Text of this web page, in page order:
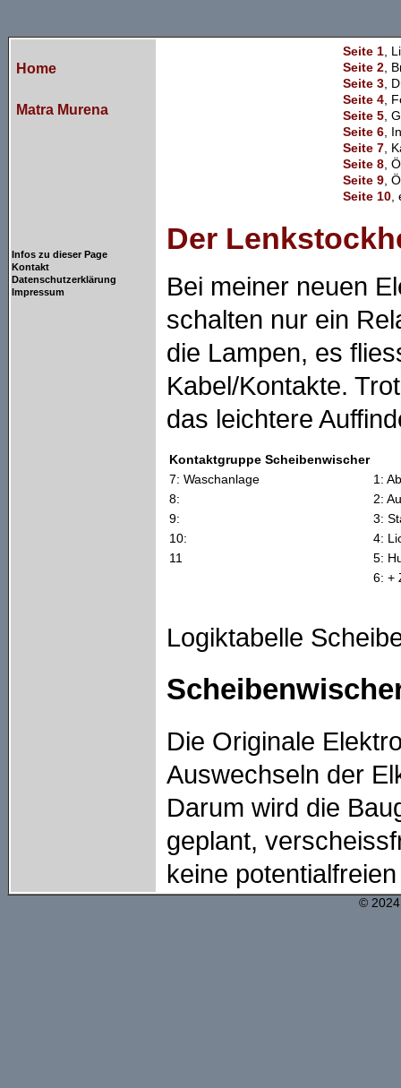
Home
Matra Murena
Infos zu dieser Page
Kontakt
Datenschutzerklärung
Impressum
Seite 1 ,
Seite 2 ,
Seite 3 ,
Seite 4 ,
Seite 5 ,
Seite 6 ,
Seite 7 ,
Seite 8 ,
Seite 9 ,
Seite 10
Der
Bei meiner neuen
schalten nur ein
die Lampen, es
Kabel/Kontakte.
das leichtere
Kontaktgruppe Scheibenwischer
7: Waschanlage
1:
8:
2:
9:
3:
10:
4:
11
5:
6: +
Logiktabelle
Die Originale
Auswechseln der
Darum wird die
geplant,
keine
©